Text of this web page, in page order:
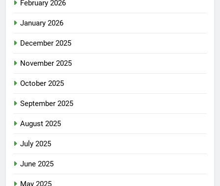
February 2026
January 2026
December 2025
November 2025
October 2025
September 2025
August 2025
July 2025
June 2025
May 2025